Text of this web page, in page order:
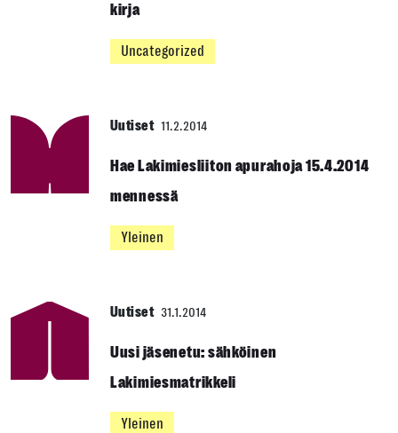
kirja
Uncategorized
Uutiset 11.2.2014
Hae Lakimiesliiton apurahoja 15.4.2014
mennessä
Yleinen
Uutiset 31.1.2014
Uusi jäsenetu: sähköinen
Lakimiesmatrikkeli
Yleinen